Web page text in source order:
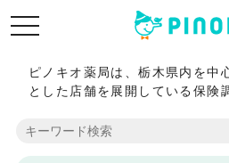
toggle
ピノキオ薬局は、栃木県内を中
とした店舗を展開している保険